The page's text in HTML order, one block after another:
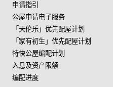
申请指引
公屋申请电子服务
「天伦乐」优先配屋计划
「家有初生」优先配屋计划
特快公屋编配计划
入息及资产限额
编配进度